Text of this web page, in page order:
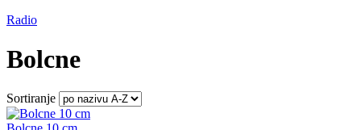
Radio
Bolcne
Sortiranje